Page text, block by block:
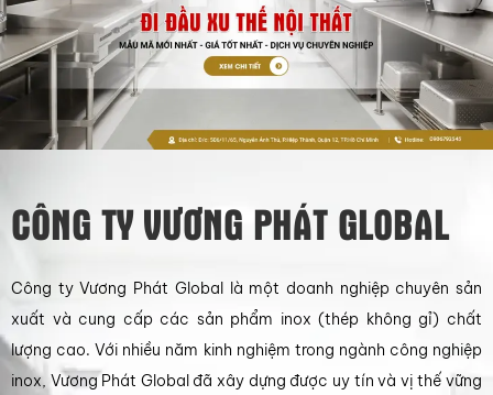
CÔNG TY VƯƠNG PHÁT GLOBAL
Công ty Vương Phát Global là một doanh nghiệp chuyên sản
xuất và cung cấp các sản phẩm inox (thép không gỉ) chất
lượng cao. Với nhiều năm kinh nghiệm trong ngành công nghiệp
inox, Vương Phát Global đã xây dựng được uy tín và vị thế vững